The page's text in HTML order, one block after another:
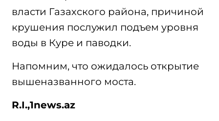
власти Газахского района, причиной
крушения послужил подъем уровня
воды в Куре и паводки.
Напомним, что ожидалось открытие
вышеназванного моста.
R.I.,1news.az